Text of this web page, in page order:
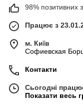
98% позитивних з
Працює з
м. Київ
Софиевская
Контакти
Сьогодні
Показати весь